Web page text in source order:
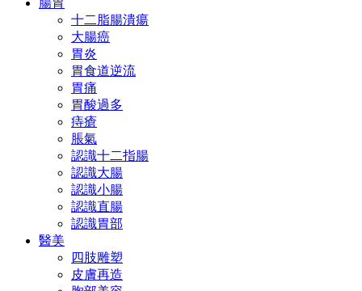
腸胃
十二脂腸潰瘍
大腸癌
胃炎
胃食道逆流
胃痛
胃酸過多
痔瘡
脹氣
認識十二指腸
認識大腸
認識小腸
認識直腸
認識胃部
醫美
四肢雕塑
皮膚再造